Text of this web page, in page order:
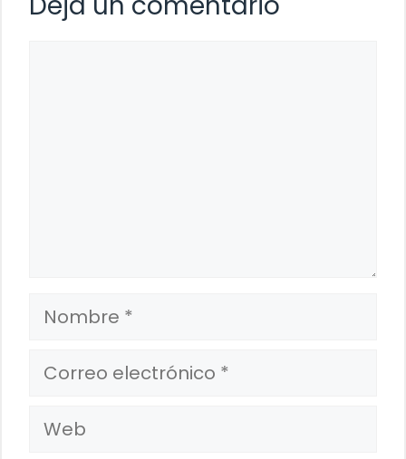
Nombre
Correo
electrónico
Web